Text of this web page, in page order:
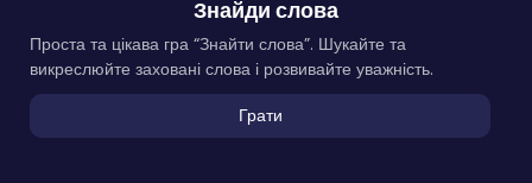
Знайди слова
Проста та цікава гра “Знайти слова”. Шукайте та
викреслюйте заховані слова і розвивайте уважність.
Грати